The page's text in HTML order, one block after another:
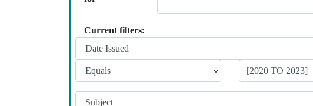
Current filters: